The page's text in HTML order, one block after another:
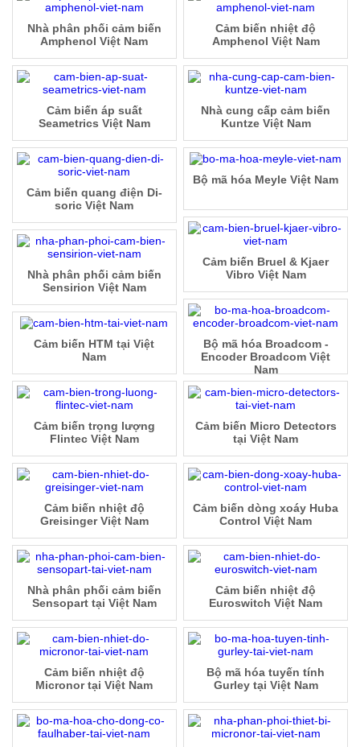
Cảm biến nhiệt độ
Amphenol Việt Nam
Nhà phân phối cảm biến
Amphenol Việt Nam
Nhà cung cấp cảm biến
Kuntze Việt Nam
Cảm biến áp suất
Seametrics Việt Nam
Bộ mã hóa Meyle Việt Nam
Cảm biến quang điện Di-
soric Việt Nam
Cảm biến Bruel & Kjaer
Vibro Việt Nam
Nhà phân phối cảm biến
Sensirion Việt Nam
Bộ mã hóa Broadcom -
Encoder Broadcom Việt
Nam
Cảm biến HTM tại Việt
Nam
Cảm biến Micro Detectors
tại Việt Nam
Cảm biến trọng lượng
Flintec Việt Nam
Cảm biến dòng xoáy Huba
Control Việt Nam
Cảm biến nhiệt độ
Greisinger Việt Nam
Cảm biến nhiệt độ
Euroswitch Việt Nam
Nhà phân phối cảm biến
Sensopart tại Việt Nam
Bộ mã hóa tuyến tính
Gurley tại Việt Nam
Cảm biến nhiệt độ
Micronor tại Việt Nam